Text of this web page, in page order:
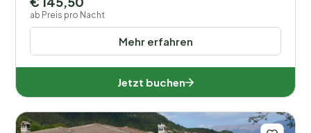
Mehr erfahren
ab Preis pro Nacht
Jetzt buchen